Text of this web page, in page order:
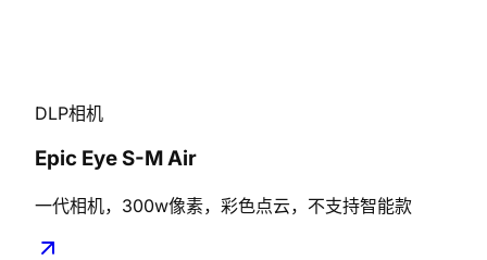
DLP相机
Epic Eye S-M Air
一代相机，300w像素，彩色点云，不支持智能款